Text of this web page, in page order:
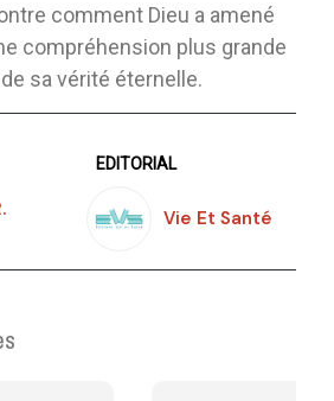
comment Dieu a amené
compréhension plus grande
sa vérité éternelle.
EDITORIAL
Vie Et Santé